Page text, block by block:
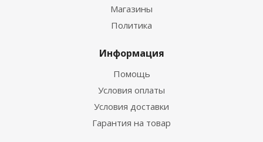
Магазины
Политика
Информация
Помощь
Условия оплаты
Условия доставки
Гарантия на товар